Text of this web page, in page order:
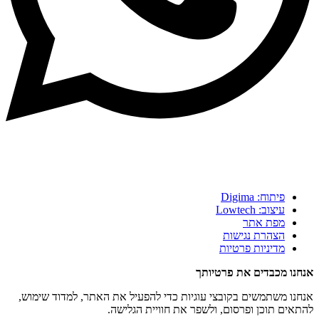
פיתוח: Digima
עיצוב: Lowtech
מפת אתר
הצהרת נגישות
מדיניות פרטיות
אנחנו מכבדים את פרטיותך
אנחנו משתמשים בקובצי עוגיות כדי להפעיל את האתר, למדוד שימוש,
להתאים תוכן ופרסום, ולשפר את חוויית הגלישה.